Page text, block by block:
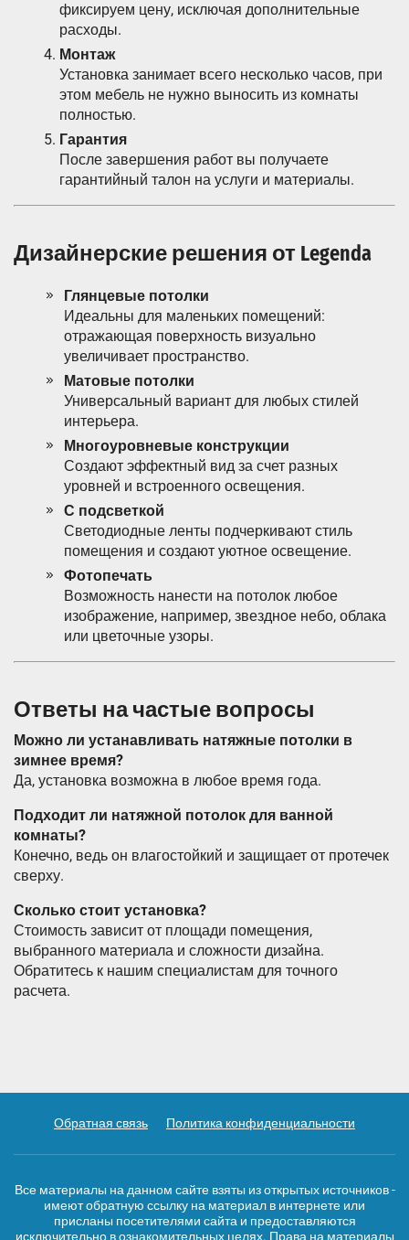
фиксируем цену, исключая дополнительные
расходы.
Монтаж
Установка занимает всего несколько часов, при
этом мебель не нужно выносить из комнаты
полностью.
Гарантия
После завершения работ вы получаете
гарантийный талон на услуги и материалы.
Дизайнерские решения от Legenda
Глянцевые потолки
Идеальны для маленьких помещений:
отражающая поверхность визуально
увеличивает пространство.
Матовые потолки
Универсальный вариант для любых стилей
интерьера.
Многоуровневые конструкции
Создают эффектный вид за счет разных
уровней и встроенного освещения.
С подсветкой
Светодиодные ленты подчеркивают стиль
помещения и создают уютное освещение.
Фотопечать
Возможность нанести на потолок любое
изображение, например, звездное небо, облака
или цветочные узоры.
Ответы на частые вопросы
Можно ли устанавливать натяжные потолки в
зимнее время?
Да, установка возможна в любое время года.
Подходит ли натяжной потолок для ванной
комнаты?
Конечно, ведь он влагостойкий и защищает от протечек
сверху.
Сколько стоит установка?
Стоимость зависит от площади помещения,
выбранного материала и сложности дизайна.
Обратитесь к нашим специалистам для точного
расчета.
Обратная связь Политика конфиденциальности
Все материалы на данном сайте взяты из открытых источников -
имеют обратную ссылку на материал в интернете или
присланы посетителями сайта и предоставляются
исключительно в ознакомительных целях. Права на материалы